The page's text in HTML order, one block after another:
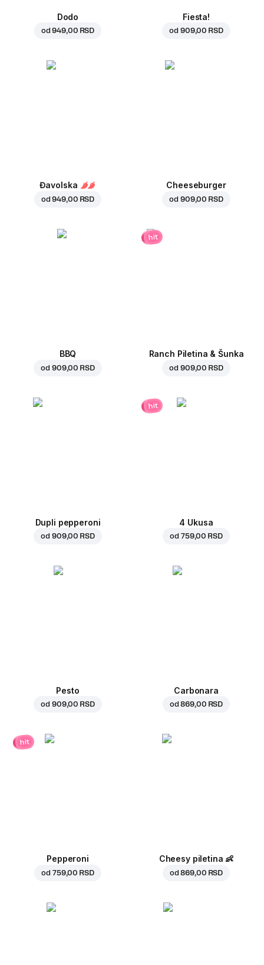
Dodo
od949,00 RSD
Fiesta!
od 909,00 RSD
Đavolska
od949,00 RSD
Cheeseburger
od 909,00 RSD
BBQ
od 909,00 RSD
hit
Ranch Piletina & Šunka
od 909,00 RSD
Dupli pepperoni
od 909,00 RSD
hit
4 Ukusa
od 759,00 RSD
Pesto
od 909,00 RSD
Carbonara
od869,00 RSD
hit
Pepperoni
od 759,00 RSD
Cheesy piletina 👶
od869,00 RSD